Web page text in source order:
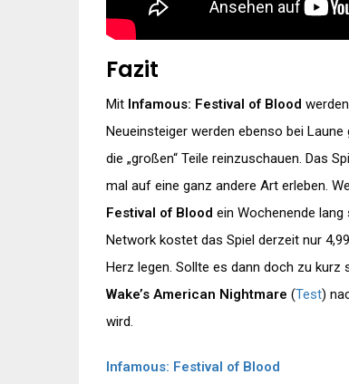
Fazit
Mit Infamous: Festival of Blood werden
Neueinsteiger werden ebenso bei
die „großen“ Teile reinzuschauen. Das
mal auf eine ganz andere Art erleben.
Festival of Blood ein Wochenende lang
Network kostet das Spiel derzeit nur
Herz legen. Sollte es dann doch zu
Wake’s American Nightmare (Test)
wird.
Infamous: Festival of Blood